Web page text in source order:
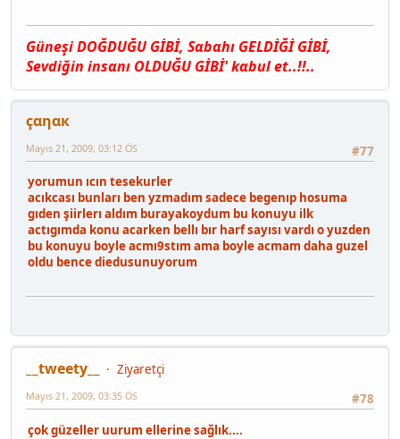
Güneşi DOĞDUĞU GİBİ, Sαbαhı GELDİĞİ GİBİ,
Sevdiğin insαnı OLDUĞU GİBİ' kαbul et..!!..
çαηαк
#77
Mayıs 21, 2009, 03:12 ÖS
yorumun ıcın tesekurler
acıkcası bunları ben yzmadım sadece begenıp hosuma
gıden şiirlerı aldım burayakoydum bu konuyu ilk
actıgımda konu acarken bellı bır harf sayısı vardı o yuzden
bu konuyu boyle acmı9stım ama boyle acmam daha guzel
oldu bence diedusunuyorum
__tweety__
Ziyaretçi
#78
Mayıs 21, 2009, 03:35 ÖS
çok güzeller uurum ellerine sağlık....